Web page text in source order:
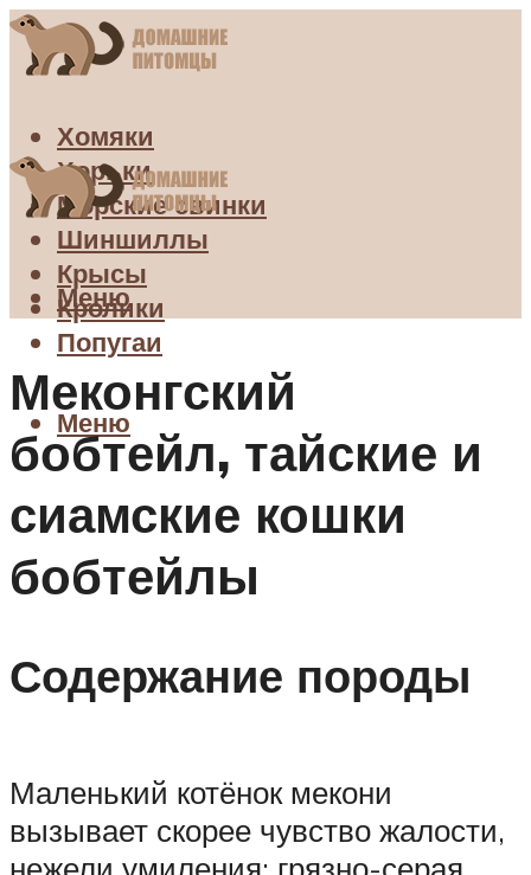
Хомяки
Хорьки
Морские свинки
Шиншиллы
Крысы
Кролики
Попугаи
Меню
Меню
Меконгский
бобтейл, тайские и
сиамские кошки
бобтейлы
Содержание породы
Маленький котёнок мекони
вызывает скорее чувство жалости,